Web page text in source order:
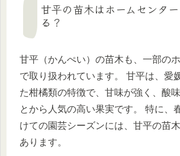
甘平の苗木はホームセンタ
る？
甘平（かんぺい）の苗木も、一部の
で取り扱われています。 甘平は、愛
た柑橘類の特徴で、甘味が強く、酸
とから人気の高い果実です。 特に、
けての園芸シーズンには、甘平の苗
あります。